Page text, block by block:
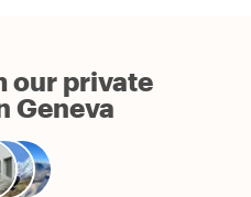
our private
Geneva